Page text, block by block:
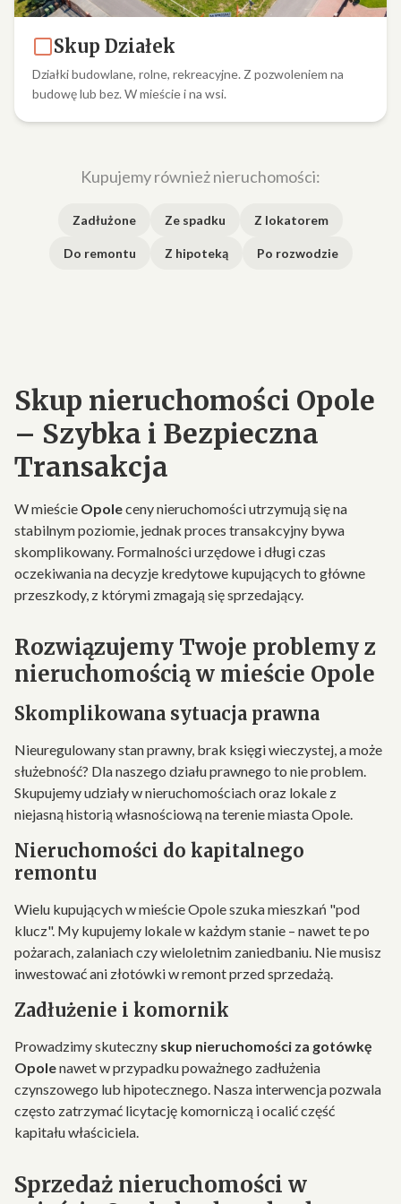
Skup Działek
Działki budowlane, rolne, rekreacyjne. Z pozwoleniem na
budowę lub bez. W mieście i na wsi.
Kupujemy również nieruchomości:
Zadłużone Ze spadku Z lokatorem
Do remontu Z hipoteką Po rozwodzie
Skup nieruchomości Opole
– Szybka i Bezpieczna
Transakcja
W mieście Opoleceny nieruchomości utrzymują się na
stabilnym poziomie, jednak proces transakcyjny bywa
skomplikowany. Formalności urzędowe i długi czas
oczekiwania na decyzje kredytowe kupujących to główne
przeszkody, z którymi zmagają się sprzedający.
Rozwiązujemy Twoje problemy z
nieruchomością w mieście Opole
Skomplikowana sytuacja prawna
Nieuregulowany stan prawny, brak księgi wieczystej, a może
służebność? Dla naszego działu prawnego to nie problem.
Skupujemy udziały w nieruchomościach oraz lokale z
niejasną historią własnościową na terenie miasta Opole.
Nieruchomości do kapitalnego
remontu
Wielu kupujących w mieście Opole szuka mieszkań "pod
klucz". My kupujemy lokale w każdym stanie – nawet te po
pożarach, zalaniach czy wieloletnim zaniedbaniu. Nie musisz
inwestować ani złotówki w remont przed sprzedażą.
Zadłużenie i komornik
Prowadzimy skuteczny skup nieruchomości za gotówkę
Opolenawet w przypadku poważnego zadłużenia
czynszowego lub hipotecznego. Nasza interwencja pozwala
często zatrzymać licytację komorniczą i ocalić część
kapitału właściciela.
Sprzedaż nieruchomości w